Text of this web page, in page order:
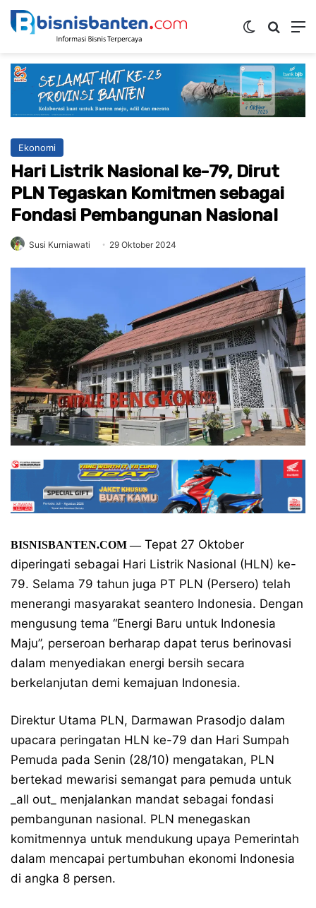
Switch skin
Ekonomi
Hari Listrik Nasional ke-79, Dirut
PLN Tegaskan Komitmen sebagai
Fondasi Pembangunan Nasional
Susi Kurniawati 29 Oktober 2024
BISNISBANTEN.COM —Tepat 27 Oktober
diperingati sebagai Hari Listrik Nasional (HLN) ke-
79. Selama 79 tahun juga PT PLN (Persero) telah
menerangi masyarakat seantero Indonesia. Dengan
mengusung tema “Energi Baru untuk Indonesia
Maju”, perseroan berharap dapat terus berinovasi
dalam menyediakan energi bersih secara
berkelanjutan demi kemajuan Indonesia.
Direktur Utama PLN, Darmawan Prasodjo dalam
upacara peringatan HLN ke-79 dan Hari Sumpah
Pemuda pada Senin (28/10) mengatakan, PLN
bertekad mewarisi semangat para pemuda untuk
_all out_ menjalankan mandat sebagai fondasi
pembangunan nasional. PLN menegaskan
komitmennya untuk mendukung upaya Pemerintah
dalam mencapai pertumbuhan ekonomi Indonesia
di angka 8 persen.